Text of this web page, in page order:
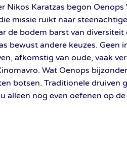
Nikos Karatzas begon
missie ruikt naar
de bodem barst van
bewust andere keuzes. Geen
afkomstig van oude, vaak
Wat Oenops
botsen. Traditionele druiven
alleen nog even oefenen op